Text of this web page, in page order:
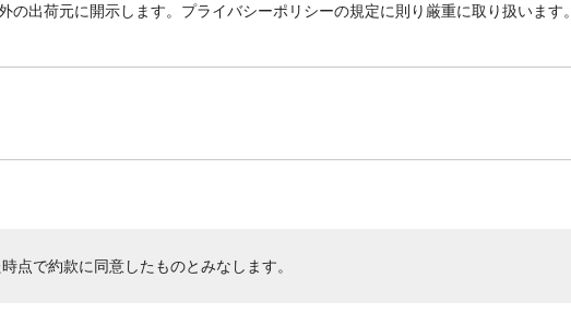
出荷元に開示します。プライバシーポリシーの規定に則り厳重に取り扱います。
点で約款に同意したものとみなします。